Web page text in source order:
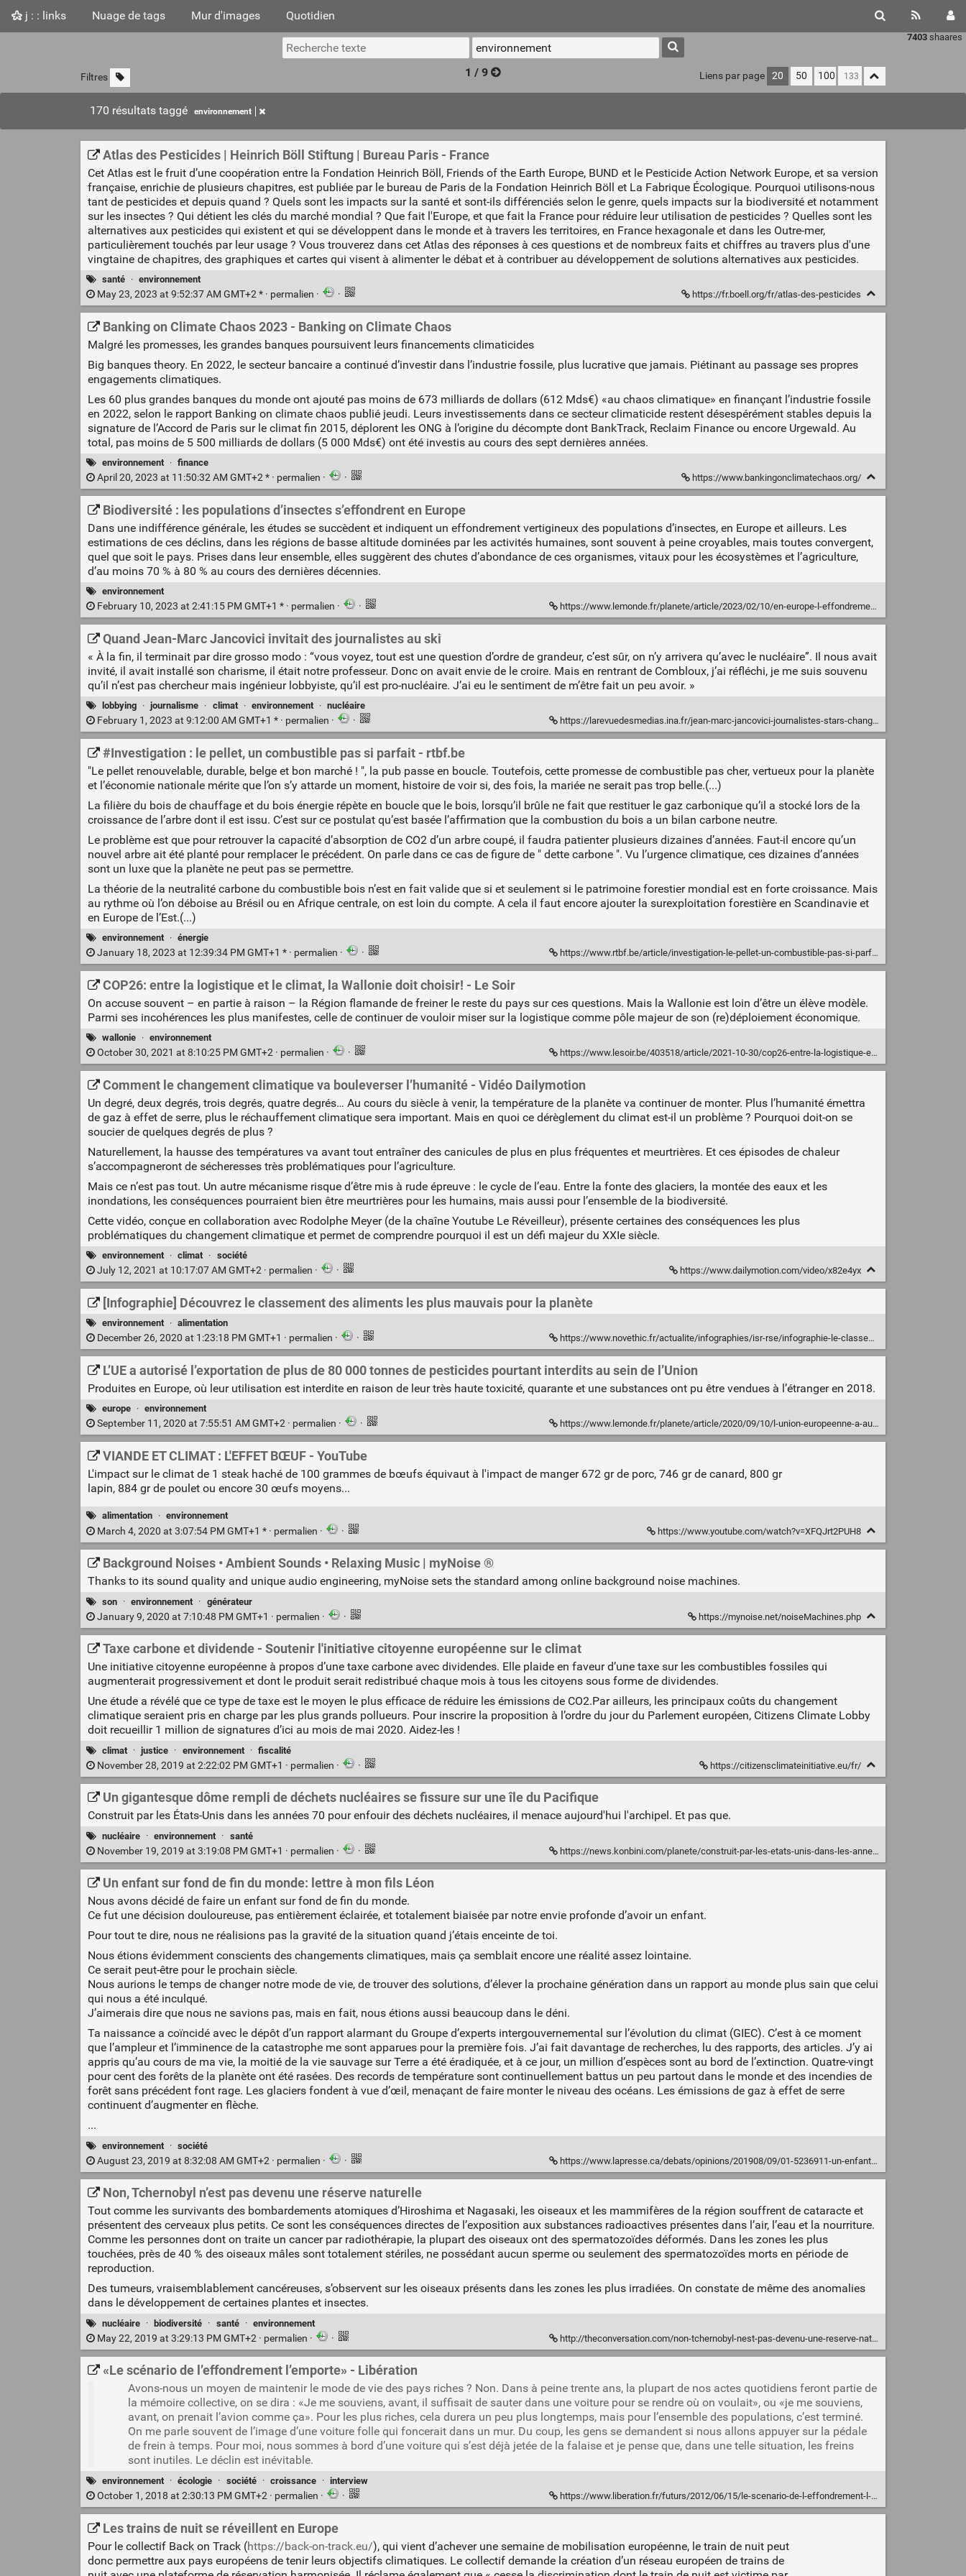
j : : links Nuage de tags Mur d'images Quotidien
7403 shaares
Filtres 1 / 9 Liens par page 20 50 100
170 résultats taggé environnement
Atlas des Pesticides | Heinrich Böll Stiftung | Bureau Paris - France
Cet Atlas est le fruit d’une coopération entre la Fondation Heinrich Böll, Friends of the Earth Europe, BUND et le Pesticide Action Network Europe, et sa version
française, enrichie de plusieurs chapitres, est publiée par le bureau de Paris de la Fondation Heinrich Böll et La Fabrique Écologique. Pourquoi utilisons-nous
tant de pesticides et depuis quand ? Quels sont les impacts sur la santé et sont-ils différenciés selon le genre, quels impacts sur la biodiversité et notamment
sur les insectes ? Qui détient les clés du marché mondial ? Que fait l'Europe, et que fait la France pour réduire leur utilisation de pesticides ? Quelles sont les
alternatives aux pesticides qui existent et qui se développent dans le monde et à travers les territoires, en France hexagonale et dans les Outre-mer,
particulièrement touchés par leur usage ? Vous trouverez dans cet Atlas des réponses à ces questions et de nombreux faits et chiffres au travers plus d'une
vingtaine de chapitres, des graphiques et cartes qui visent à alimenter le débat et à contribuer au développement de solutions alternatives aux pesticides.
santé · environnement
May 23, 2023 at 9:52:37 AM GMT+2 * · permalien · · https://fr.boell.org/fr/atlas-des-pesticides
Banking on Climate Chaos 2023 - Banking on Climate Chaos
Malgré les promesses, les grandes banques poursuivent leurs financements climaticides
Big banques theory. En 2022, le secteur bancaire a continué d’investir dans l’industrie fossile, plus lucrative que jamais. Piétinant au passage ses propres
engagements climatiques.
Les 60 plus grandes banques du monde ont ajouté pas moins de 673 milliards de dollars (612 Mds€) «au chaos climatique» en finançant l’industrie fossile
en 2022, selon le rapport Banking on climate chaos publié jeudi. Leurs investissements dans ce secteur climaticide restent désespérément stables depuis la
signature de l’Accord de Paris sur le climat fin 2015, déplorent les ONG à l’origine du décompte dont BankTrack, Reclaim Finance ou encore Urgewald. Au
total, pas moins de 5 500 milliards de dollars (5 000 Mds€) ont été investis au cours des sept dernières années.
environnement · finance
April 20, 2023 at 11:50:32 AM GMT+2 * · permalien · · https://www.bankingonclimatechaos.org/
Biodiversité : les populations d’insectes s’effondrent en Europe
Dans une indifférence générale, les études se succèdent et indiquent un effondrement vertigineux des populations d’insectes, en Europe et ailleurs. Les
estimations de ces déclins, dans les régions de basse altitude dominées par les activités humaines, sont souvent à peine croyables, mais toutes convergent,
quel que soit le pays. Prises dans leur ensemble, elles suggèrent des chutes d’abondance de ces organismes, vitaux pour les écosystèmes et l’agriculture,
d’au moins 70 % à 80 % au cours des dernières décennies.
environnement
February 10, 2023 at 2:41:15 PM GMT+1 * · permalien · · https://www.lemonde.fr/planete/article/2023/02/10/en-europe-l-effondrement-des-populations-d-insectes-est-vertigineux_6161277_3244.html
Quand Jean-Marc Jancovici invitait des journalistes au ski
« À la fin, il terminait par dire grosso modo : “vous voyez, tout est une question d’ordre de grandeur, c’est sûr, on n’y arrivera qu’avec le nucléaire”. Il nous avait
invité, il avait installé son charisme, il était notre professeur. Donc on avait envie de le croire. Mais en rentrant de Combloux, j’ai réfléchi, je me suis souvenu
qu’il n’est pas chercheur mais ingénieur lobbyiste, qu’il est pro-nucléaire. J’ai eu le sentiment de m’être fait un peu avoir. »
lobbying · journalisme · climat · environnement · nucléaire
February 1, 2023 at 9:12:00 AM GMT+1 * · permalien · · https://larevuedesmedias.ina.fr/jean-marc-jancovici-journalistes-stars-changement-climatique-ski-combloux-lobbying
#Investigation : le pellet, un combustible pas si parfait - rtbf.be
"Le pellet renouvelable, durable, belge et bon marché ! ", la pub passe en boucle. Toutefois, cette promesse de combustible pas cher, vertueux pour la planète
et l’économie nationale mérite que l’on s’y attarde un moment, histoire de voir si, des fois, la mariée ne serait pas trop belle.(...)
La filière du bois de chauffage et du bois énergie répète en boucle que le bois, lorsqu’il brûle ne fait que restituer le gaz carbonique qu’il a stocké lors de la
croissance de l’arbre dont il est issu. C’est sur ce postulat qu’est basée l’affirmation que la combustion du bois a un bilan carbone neutre.
Le problème est que pour retrouver la capacité d’absorption de CO2 d’un arbre coupé, il faudra patienter plusieurs dizaines d’années. Faut-il encore qu’un
nouvel arbre ait été planté pour remplacer le précédent. On parle dans ce cas de figure de " dette carbone ". Vu l’urgence climatique, ces dizaines d’années
sont un luxe que la planète ne peut pas se permettre.
La théorie de la neutralité carbone du combustible bois n’est en fait valide que si et seulement si le patrimoine forestier mondial est en forte croissance. Mais
au rythme où l’on déboise au Brésil ou en Afrique centrale, on est loin du compte. A cela il faut encore ajouter la surexploitation forestière en Scandinavie et
en Europe de l’Est.(...)
environnement · énergie
January 18, 2023 at 12:39:34 PM GMT+1 * · permalien · · https://www.rtbf.be/article/investigation-le-pellet-un-combustible-pas-si-parfait-11135734
COP26: entre la logistique et le climat, la Wallonie doit choisir! - Le Soir
On accuse souvent – en partie à raison – la Région flamande de freiner le reste du pays sur ces questions. Mais la Wallonie est loin d’être un élève modèle.
Parmi ses incohérences les plus manifestes, celle de continuer de vouloir miser sur la logistique comme pôle majeur de son (re)déploiement économique.
wallonie · environnement
October 30, 2021 at 8:10:25 PM GMT+2 · permalien · · https://www.lesoir.be/403518/article/2021-10-30/cop26-entre-la-logistique-et-le-climat-la-wallonie-doit-choisir
Comment le changement climatique va bouleverser l’humanité - Vidéo Dailymotion
Un degré, deux degrés, trois degrés, quatre degrés… Au cours du siècle à venir, la température de la planète va continuer de monter. Plus l’humanité émettra
de gaz à effet de serre, plus le réchauffement climatique sera important. Mais en quoi ce dérèglement du climat est-il un problème ? Pourquoi doit-on se
soucier de quelques degrés de plus ?
Naturellement, la hausse des températures va avant tout entraîner des canicules de plus en plus fréquentes et meurtrières. Et ces épisodes de chaleur
s’accompagneront de sécheresses très problématiques pour l’agriculture.
Mais ce n’est pas tout. Un autre mécanisme risque d’être mis à rude épreuve : le cycle de l’eau. Entre la fonte des glaciers, la montée des eaux et les
inondations, les conséquences pourraient bien être meurtrières pour les humains, mais aussi pour l’ensemble de la biodiversité.
Cette vidéo, conçue en collaboration avec Rodolphe Meyer (de la chaîne Youtube Le Réveilleur), présente certaines des conséquences les plus
problématiques du changement climatique et permet de comprendre pourquoi il est un défi majeur du XXIe siècle.
environnement · climat · société
July 12, 2021 at 10:17:07 AM GMT+2 · permalien · · https://www.dailymotion.com/video/x82e4yx
[Infographie] Découvrez le classement des aliments les plus mauvais pour la planète
environnement · alimentation
December 26, 2020 at 1:23:18 PM GMT+1 · permalien · · https://www.novethic.fr/actualite/infographies/isr-rse/infographie-le-classement-des-aliments-les-plus-mauvais-pour-la-planete-149311.html
L’UE a autorisé l’exportation de plus de 80 000 tonnes de pesticides pourtant interdits au sein de l’Union
Produites en Europe, où leur utilisation est interdite en raison de leur très haute toxicité, quarante et une substances ont pu être vendues à l’étranger en 2018.
europe · environnement
September 11, 2020 at 7:55:51 AM GMT+2 · permalien · · https://www.lemonde.fr/planete/article/2020/09/10/l-union-europeenne-a-autorise-l-exportation-de-plus-de-80-000-tonnes-de-pesticides-interdits-en-2018_6051607_3244.html
VIANDE ET CLIMAT : L'EFFET BŒUF - YouTube
L'impact sur le climat de 1 steak haché de 100 grammes de bœufs équivaut à l'impact de manger 672 gr de porc, 746 gr de canard, 800 gr
lapin, 884 gr de poulet ou encore 30 œufs moyens...
alimentation · environnement
March 4, 2020 at 3:07:54 PM GMT+1 * · permalien · · https://www.youtube.com/watch?v=XFQJrt2PUH8
Background Noises • Ambient Sounds • Relaxing Music | myNoise ®
Thanks to its sound quality and unique audio engineering, myNoise sets the standard among online background noise machines.
son · environnement · générateur
January 9, 2020 at 7:10:48 PM GMT+1 · permalien · · https://mynoise.net/noiseMachines.php
Taxe carbone et dividende - Soutenir l'initiative citoyenne européenne sur le climat
Une initiative citoyenne européenne à propos d’une taxe carbone avec dividendes. Elle plaide en faveur d’une taxe sur les combustibles fossiles qui
augmenterait progressivement et dont le produit serait redistribué chaque mois à tous les citoyens sous forme de dividendes.
Une étude a révélé que ce type de taxe est le moyen le plus efficace de réduire les émissions de CO2.Par ailleurs, les principaux coûts du changement
climatique seraient pris en charge par les plus grands pollueurs. Pour inscrire la proposition à l’ordre du jour du Parlement européen, Citizens Climate Lobby
doit recueillir 1 million de signatures d’ici au mois de mai 2020. Aidez-les !
climat · justice · environnement · fiscalité
November 28, 2019 at 2:22:02 PM GMT+1 · permalien · · https://citizensclimateinitiative.eu/fr/
Un gigantesque dôme rempli de déchets nucléaires se fissure sur une île du Pacifique
Construit par les États-Unis dans les années 70 pour enfouir des déchets nucléaires, il menace aujourd'hui l'archipel. Et pas que.
nucléaire · environnement · santé
November 19, 2019 at 3:19:08 PM GMT+1 · permalien · · https://news.konbini.com/planete/construit-par-les-etats-unis-dans-les-annees-70-pour-enfouir-des-dechets-nucleaires-il-menace-aujourdhui-larchipel-et-pas-que/
Un enfant sur fond de fin du monde: lettre à mon fils Léon
Nous avons décidé de faire un enfant sur fond de fin du monde.
Ce fut une décision douloureuse, pas entièrement éclairée, et totalement biaisée par notre envie profonde d’avoir un enfant.
Pour tout te dire, nous ne réalisions pas la gravité de la situation quand j’étais enceinte de toi.
Nous étions évidemment conscients des changements climatiques, mais ça semblait encore une réalité assez lointaine.
Ce serait peut-être pour le prochain siècle.
Nous aurions le temps de changer notre mode de vie, de trouver des solutions, d’élever la prochaine génération dans un rapport au monde plus sain que celui
qui nous a été inculqué.
J’aimerais dire que nous ne savions pas, mais en fait, nous étions aussi beaucoup dans le déni.
Ta naissance a coïncidé avec le dépôt d’un rapport alarmant du Groupe d’experts intergouvernemental sur l’évolution du climat (GIEC). C’est à ce moment
que l’ampleur et l’imminence de la catastrophe me sont apparues pour la première fois. J’ai fait davantage de recherches, lu des rapports, des articles. J’y ai
appris qu’au cours de ma vie, la moitié de la vie sauvage sur Terre a été éradiquée, et à ce jour, un million d’espèces sont au bord de l’extinction. Quatre-vingt
pour cent des forêts de la planète ont été rasées. Des records de température sont continuellement battus un peu partout dans le monde et des incendies de
forêt sans précédent font rage. Les glaciers fondent à vue d’œil, menaçant de faire monter le niveau des océans. Les émissions de gaz à effet de serre
continuent d’augmenter en flèche.
...
environnement · société
August 23, 2019 at 8:32:08 AM GMT+2 · permalien · · https://www.lapresse.ca/debats/opinions/201908/09/01-5236911-un-enfant-sur-fond-de-fin-du-monde-lettre-a-mon-fils-leon.php
Non, Tchernobyl n’est pas devenu une réserve naturelle
Tout comme les survivants des bombardements atomiques d’Hiroshima et Nagasaki, les oiseaux et les mammifères de la région souffrent de cataracte et
présentent des cerveaux plus petits. Ce sont les conséquences directes de l’exposition aux substances radioactives présentes dans l’air, l’eau et la nourriture.
Comme les personnes dont on traite un cancer par radiothérapie, la plupart des oiseaux ont des spermatozoïdes déformés. Dans les zones les plus
touchées, près de 40 % des oiseaux mâles sont totalement stériles, ne possédant aucun sperme ou seulement des spermatozoïdes morts en période de
reproduction.
Des tumeurs, vraisemblablement cancéreuses, s’observent sur les oiseaux présents dans les zones les plus irradiées. On constate de même des anomalies
dans le développement de certaines plantes et insectes.
nucléaire · biodiversité · santé · environnement
May 22, 2019 at 3:29:13 PM GMT+2 · permalien · · http://theconversation.com/non-tchernobyl-nest-pas-devenu-une-reserve-naturelle-58335
«Le scénario de l’effondrement l’emporte» - Libération
Avons-nous un moyen de maintenir le mode de vie des pays riches ? Non. Dans à peine trente ans, la plupart de nos actes quotidiens feront partie de
la mémoire collective, on se dira : «Je me souviens, avant, il suffisait de sauter dans une voiture pour se rendre où on voulait», ou «je me souviens,
avant, on prenait l’avion comme ça». Pour les plus riches, cela durera un peu plus longtemps, mais pour l’ensemble des populations, c’est terminé.
On me parle souvent de l’image d’une voiture folle qui foncerait dans un mur. Du coup, les gens se demandent si nous allons appuyer sur la pédale
de frein à temps. Pour moi, nous sommes à bord d’une voiture qui s’est déjà jetée de la falaise et je pense que, dans une telle situation, les freins
sont inutiles. Le déclin est inévitable.
environnement · écologie · société · croissance · interview
October 1, 2018 at 2:30:13 PM GMT+2 · permalien · · https://www.liberation.fr/futurs/2012/06/15/le-scenario-de-l-effondrement-l-emporte_826664
Les trains de nuit se réveillent en Europe
Pour le collectif Back on Track (https://back-on-track.eu/), qui vient d’achever une semaine de mobilisation européenne, le train de nuit peut
donc permettre aux pays européens de tenir leurs objectifs climatiques. Le collectif demande la création d’un réseau européen de trains de